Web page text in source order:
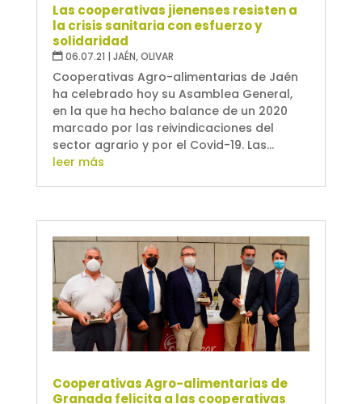
Las cooperativas jienenses resisten a
la crisis sanitaria con esfuerzo y
solidaridad
06.07.21 | JAÉN,OLIVAR
Cooperativas Agro-alimentarias de Jaén
ha celebrado hoy su Asamblea General,
en la que ha hecho balance de un 2020
marcado por las reivindicaciones del
sector agrario y por el Covid-19. Las...
leer más
Cooperativas Agro-alimentarias de
Granada felicita a las cooperativas